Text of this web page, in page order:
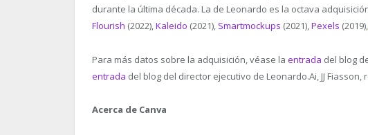
durante la última década. La de Leonardo es la octava
Flourish (2022),Kaleido (2021), Smartmockups (2021),Pexels (2019),
Para más datos sobre la adquisición, véase la entrada del blog
entrada del blog del director ejecutivo de Leonardo.Ai, JJ Fiasson,
Acerca de Canva